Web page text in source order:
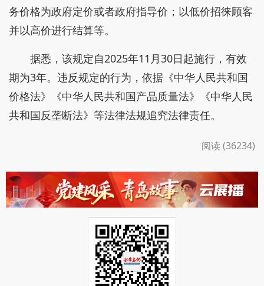
务价格为政府定价或者政府指导价；以低价招徕顾客
并以高价进行结算等。
据悉，该规定自2025年11月30日起施行，有效
期为3年。违反规定的行为，依据《中华人民共和国
价格法》《中华人民共和国产品质量法》《中华人民
共和国反垄断法》等法律法规追究法律责任。
阅读 (36234)